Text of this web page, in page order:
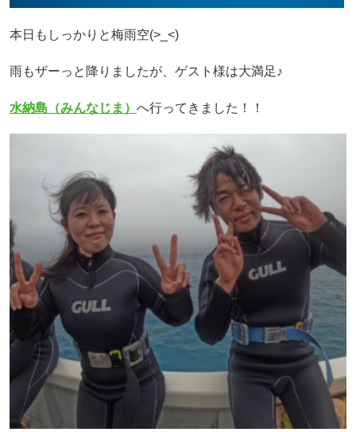
本日もしっかりと梅雨空(>_<)
雨もザーっと降りましたが、ゲスト様は大満足♪
水納島（みんなじま） へ行ってきました！！